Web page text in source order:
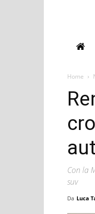
Home
Con la
suv
Da Luca